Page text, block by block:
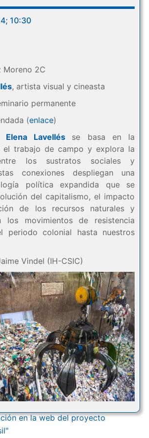
10:30
Moreno 2C
, artista visual y cineasta
permanente
(enlace)
Elena Lavellés se basa en la
el trabajo de campo y explora la
los sustratos sociales y
conexiones despliegan una
política expandida que se
del capitalismo, el impacto
de los recursos naturales y
los movimientos de resistencia
periodo colonial hasta nuestros
Vindel (IH-CSIC)
en la web del proyecto